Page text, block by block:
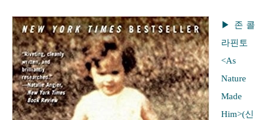
▶ 존 콜
라핀토
<As
Nature
Made
Him>(신